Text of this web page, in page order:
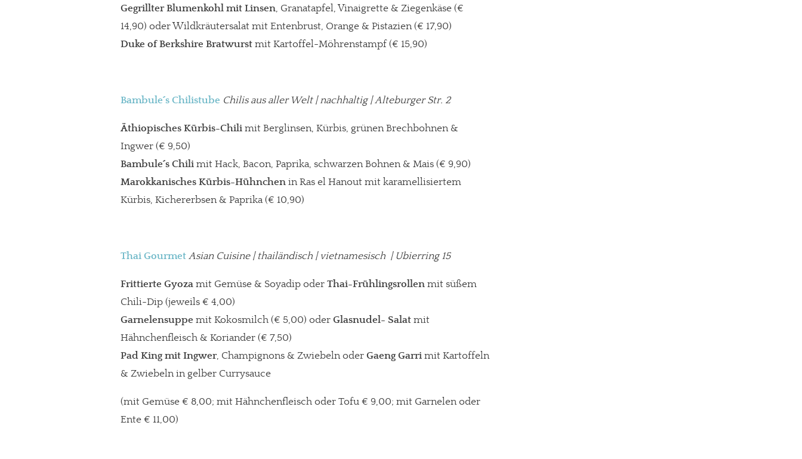
In eigener Sache
Gegrillter Blumenkohl mit Linsen, Granatapfel, Vinaigrette & Ziegenkäse (€
14,90) oder Wildkräutersalat mit Entenbrust, Orange & Pistazien (€ 17,90)
Duke of Berkshire Bratwurst mit Kartoffel-Möhrenstampf (€ 15,90)
Bambule´s Chilistube Chilis aus aller Welt| nachhaltig | Alteburger Str. 2
Äthiopisches Kürbis-Chili mit Berglinsen, Kürbis, grünen Brechbohnen &
Ingwer (€ 9,50)
Bambule´s Chili mit Hack, Bacon, Paprika, schwarzen Bohnen & Mais (€ 9,90)
Marokkanisches Kürbis-Hühnchen in Ras el Hanout mit karamellisiertem
Kürbis, Kichererbsen & Paprika (€ 10,90)
Thai Gourmet Asian Cuisine | thailändisch | vietnamesisch | Ubierring 15
Frittierte Gyoza mit Gemüse & Soyadip oder Thai-Frühlingsrollen mit süßem
Chili-Dip (jeweils € 4,00)
Garnelensuppe mit Kokosmilch (€ 5,00) oder Glasnudel- Salat mit
Hähnchenfleisch & Koriander (€ 7,50)
Pad King mit Ingwer, Champignons & Zwiebeln oder Gaeng Garri mit Kartoffeln
& Zwiebeln in gelber Currysauce
(mit Gemüse € 8,00; mit Hähnchenfleisch oder Tofu € 9,00; mit Garnelen oder
Ente € 11,00)